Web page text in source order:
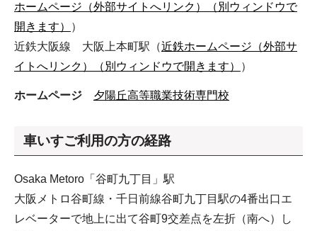
ホームページ（外部サイトへリンク）（別ウィンドウで
開きます）
）
近鉄大阪線 大阪上本町駅（近鉄ホームページ（外部サ
イトへリンク）（別ウィンドウで開きます）
）
ホームページ 夕陽丘高等職業技術専門校
車いすご利用の方の経路
Osaka Metoro「谷町九丁目」駅
大阪メトロ谷町線・千日前線谷町九丁目駅の4番出口エ
レベーターで地上に出て谷町9交差点を左折（南へ）し